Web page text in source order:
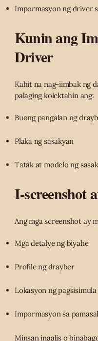
Impormasyon ng driver
Kunin ang
Driver
Kahit na nag-iimbak ng
palaging kolektahin ang:
Buong pangalan ng
Plaka ng sasakyan
Tatak at modelo ng
I-screenshot
Ang mga screenshot ay
Mga detalye ng biyahe
Profile ng drayber
Lokasyon ng
Impormasyon sa
Minsan inaalis o